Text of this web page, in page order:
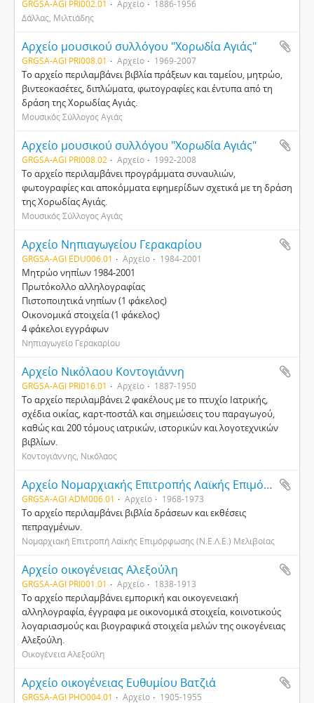
GRGSA-AGI PRI002.01 Αρχείο
1886-1956
Δάλλας, Μιλτιάδης
Αρχείο μουσικού συλλόγου "Χορωδία Αγιάς"
GRGSA-AGI PRI008.01 Αρχείο 1969-2007
Το αρχείο περιλαμβάνει βιβλία πράξεων και ταμείου, μητρώο,
βιντεοκασέτες, διπλώματα, φωτογραφίες και έντυπα από τη
δράση της Χορωδίας Αγιάς.
Μουσικός Σύλλογος Αγιάς
Αρχείο μουσικού συλλόγου "Χορωδία Αγιάς"
GRGSA-AGI PRI008.02 Αρχείο 1992-2008
Το αρχείο περιλαμβάνει προγράμματα συναυλιών,
φωτογραφίες και αποκόμματα εφημερίδων σχετικά με τη δράση
της Χορωδίας Αγιάς.
Μουσικός Σύλλογος Αγιάς
Αρχείο Νηπιαγωγείου Γερακαρίου
GRGSA-AGI EDU006.01 Αρχείο 1984-2001
Μητρώο νηπίων 1984-2001
Πρωτόκολλο αλληλογραφίας
Πιστοποιητικά νηπίων (1 φάκελος)
Οικονομικά στοιχεία (1 φάκελος)
4 φάκελοι εγγράφων
Νηπιαγωγείο Γερακαρίου
Αρχείο Νικόλαου Κοντογιάννη
GRGSA-AGI PRI016.01 Αρχείο 1887-1950
Το αρχείο περιλαμβάνει 2 φακέλους με το πτυχίο Ιατρικής,
σχέδια οικίας, καρτ-ποστάλ και σημειώσεις του παραγωγού,
καθώς και 200 τόμους ιατρικών, ιστορικών και λογοτεχνικών
βιβλίων.
Κοντογιάννης, Νικόλαος
Αρχείο Νομαρχιακής Επιτροπής Λαϊκής Επιμόρφωσης (Ν.Ε.Λ.Ε.) Μελιβοίας
GRGSA-AGI ADM006.01 Αρχείο 1968-1973
Το αρχείο περιλαμβάνει βιβλία δράσεων και εκθέσεις
πεπραγμένων.
Νομαρχιακή Επιτροπή Λαϊκής Επιμόρφωσης (Ν.Ε.Λ.Ε.) Μελιβοίας
Αρχείο οικογένειας Αλεξούλη
GRGSA-AGI PRI001.01 Αρχείο 1838-1913
Το αρχείο περιλαμβάνει εμπορική και οικογενειακή
αλληλογραφία, έγγραφα με οικονομικά στοιχεία, κοινοτικούς
λογαριασμούς και βιογραφικά στοιχεία μελών της οικογένειας
Αλεξούλη.
Οικογένεια Αλεξούλη
Αρχείο οικογένειας Ευθυμίου Βατζιά
GRGSA-AGI PHO004.01 Αρχείο 1905-1955